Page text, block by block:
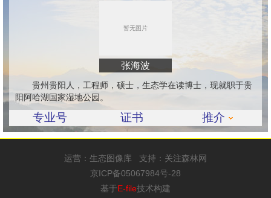
张海波
贵州贵阳人，工程师，硕士，生态学在读博士，现就职于贵
阳阿哈湖国家湿地公园。
专业号 证书 推介
运营： 生态图像库 支持： 关注森林网
京ICP备05067984号-28
基于E-file技术构建